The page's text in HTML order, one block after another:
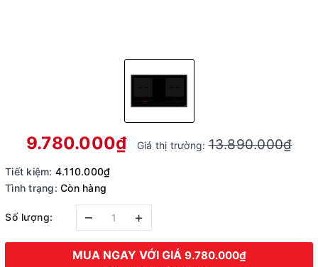
9.780.000₫ Giá thị trường:13.890.000₫
Tiết kiệm: 4.110.000₫
Tình trạng: Còn hàng
Số lượng: – +
MUA NGAY VỚI GIÁ 9.780.000₫